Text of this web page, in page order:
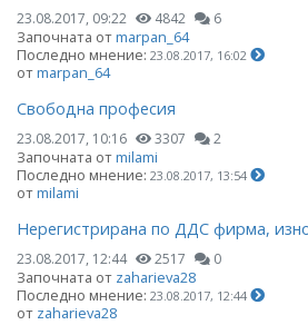
23.08.2017, 09:22 4842 6
Започната отmarpan_64
Последно мнение: 23.08.2017, 16:02
отmarpan_64
Свободна професия
23.08.2017, 10:16 3307 2
Започната отmilami
Последно мнение: 23.08.2017, 13:54
отmilami
Нерегистрирана по ДДС фирма,
23.08.2017, 12:44 2517 0
Започната от zaharieva28
Последно мнение: 23.08.2017, 12:44
от zaharieva28